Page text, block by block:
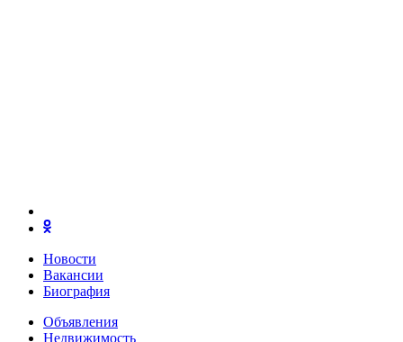
Новости
Вакансии
Биография
Объявления
Недвижимость